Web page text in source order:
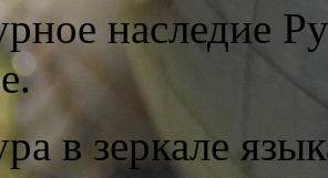
наследие
в зеркале